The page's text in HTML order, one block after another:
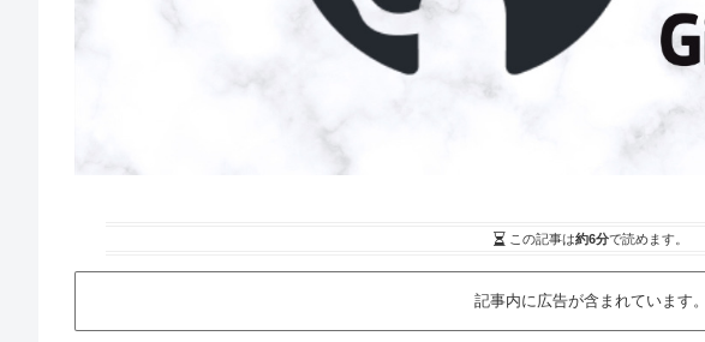
この記事は約6分で読めます。
記事内に広告が含まれています。